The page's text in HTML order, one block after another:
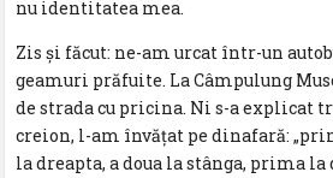
nu identitatea mea.
Zis și făcut: ne-am urcat într-un
geamuri prăfuite. La Câmpulung
de strada cu pricina. Ni s-a explicat
creion, l-am învăţat pe dinafară:
la dreapta, a doua la stânga, prima la